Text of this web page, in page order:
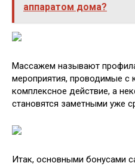
аппаратом дома?
Массажем называют
мероприятия, проводимые
комплексное действие, а
становятся заметными уже
Итак, основными бонусами